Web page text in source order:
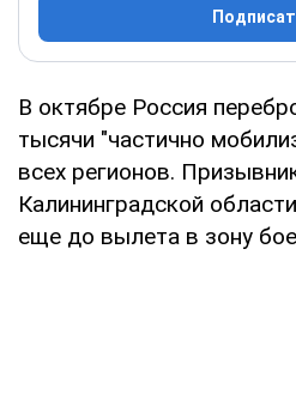
В октябре Россия
тысячи "частично
всех регионов.
Калининградской
еще до вылета в зону